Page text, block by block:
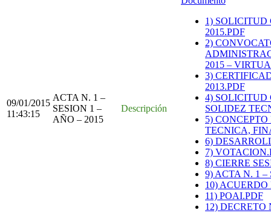
09/01/2015
11:43:15
ACTA N. 1 –
SESION 1 –
AÑO – 2015
Descripción
1) SOLICITUD
2015.PDF
2)
2015 –
3)
2013.PDF
4) SOLICITUD
SOLIDEZ
5)
TECNICA,
6)
7)
8) CIERRE
9) ACTA N. 1 –
10) ACUERDO
11) POAI.PDF
12) DECRETO